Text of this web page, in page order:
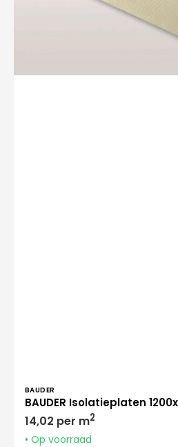
BAUDER
BAUDER Isolatieplaten
Normale
prijs
14,02 per m2
• Op voorraad